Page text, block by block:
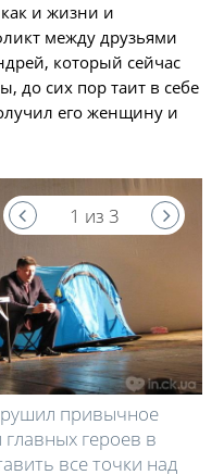
и жизни и
между друзьями
который сейчас
до сих пор таит в себе
его женщину и
привычное
героев в
все точки над
1 из 3